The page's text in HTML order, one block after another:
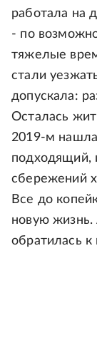
работала на
- по
тяжелые
стали
допускала:
Осталась
2019-м
подходящий,
сбережений
Все до
новую жизнь.
обратилась к